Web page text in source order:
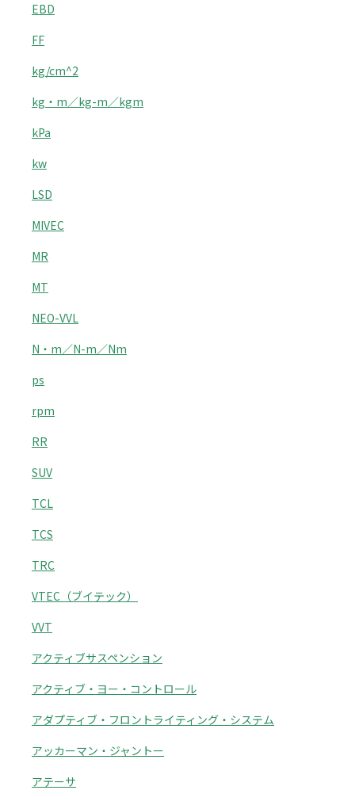
EBD
FF
kg/cm^2
kg・m／kg-m／kgm
kPa
kw
LSD
MIVEC
MR
MT
NEO-VVL
N・m／N-m／Nm
ps
rpm
RR
SUV
TCL
TCS
TRC
VTEC（ブイテック）
VVT
アクティブサスペンション
アクティブ・ヨー・コントロール
アダプティブ・フロントライティング・システム
アッカーマン・ジャントー
アテーサ